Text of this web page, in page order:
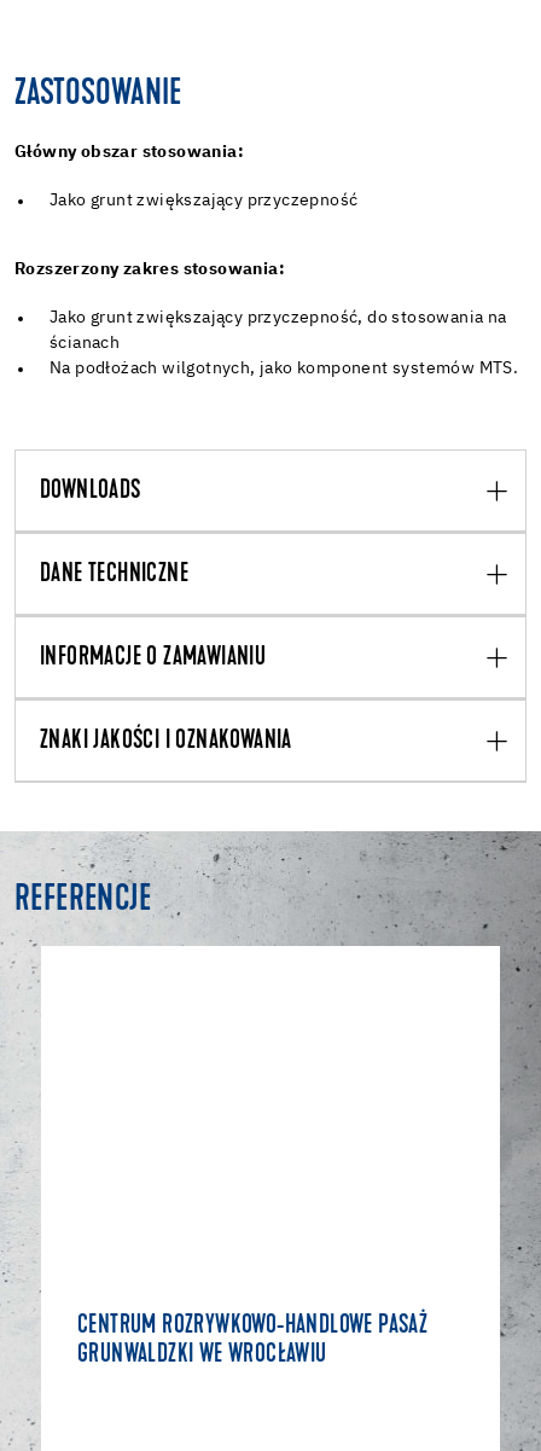
ZASTOSOWANIE
Główny obszar stosowania:
Jako grunt zwiększający przyczepność
Rozszerzony zakres stosowania:
Jako grunt zwiększający przyczepność, do stosowania na
ścianach
Na podłożach wilgotnych, jako komponent systemów MTS.
DOWNLOADS
DANE TECHNICZNE
INFORMACJE O ZAMAWIANIU
ZNAKI JAKOŚCI I OZNAKOWANIA
REFERENCJE
CENTRUM ROZRYWKOWO-HANDLOWE PASAŻ
GRUNWALDZKI WE WROCŁAWIU